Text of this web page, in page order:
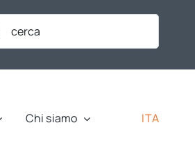
Chi siamo ITA